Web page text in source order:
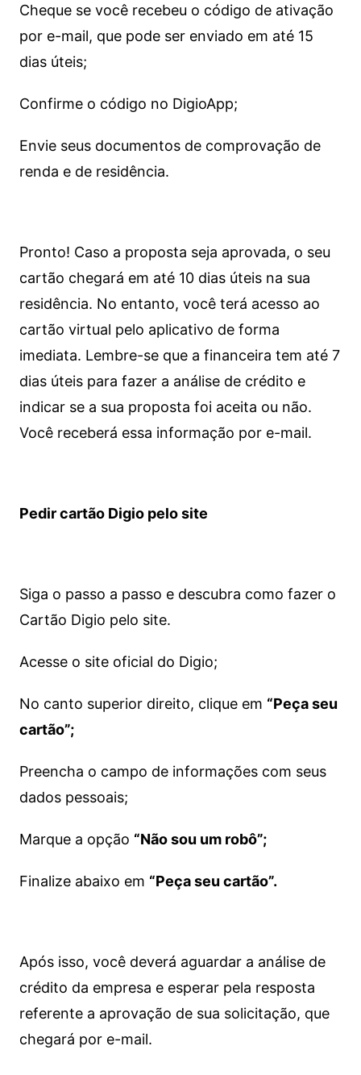
Cheque se você recebeu o código de ativação
por e-mail, que pode ser enviado em até 15
dias úteis;
Confirme o código no DigioApp;
Envie seus documentos de comprovação de
renda e de residência.
Pronto! Caso a proposta seja aprovada, o seu
cartão chegará em até 10 dias úteis na sua
residência. No entanto, você terá acesso ao
cartão virtual pelo aplicativo de forma
imediata. Lembre-se que a financeira tem até 7
dias úteis para fazer a análise de crédito e
indicar se a sua proposta foi aceita ou não.
Você receberá essa informação por e-mail.
Pedir cartão Digio pelo site
Siga o passo a passo e descubra como fazer o
Cartão Digio pelo site.
Acesse o site oficial do Digio;
No canto superior direito, clique em “Peça seu
cartão”;
Preencha o campo de informações com seus
dados pessoais;
Marque a opção “Não sou um robô”;
Finalize abaixo em “Peça seu cartão”.
Após isso, você deverá aguardar a análise de
crédito da empresa e esperar pela resposta
referente a aprovação de sua solicitação, que
chegará por e-mail.